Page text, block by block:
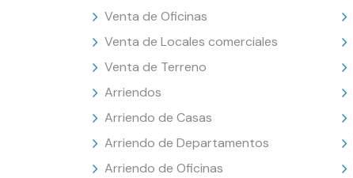
Venta de Oficinas
Venta de Locales comerciales
Venta de Terreno
Arriendos
Arriendo de Casas
Arriendo de Departamentos
Arriendo de Oficinas